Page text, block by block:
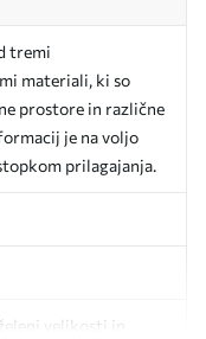
tremi
materiali, ki so
prostore in različne
je na voljo
prilagajanja.
velikosti in